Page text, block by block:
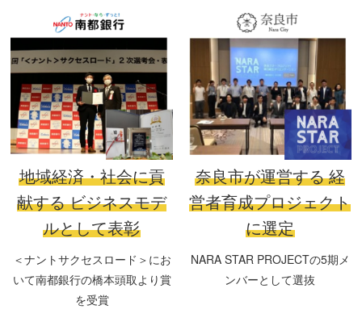
地域経済・社会に貢
献するビジネスモデ
ルとして表彰
＜ナントサクセスロード＞にお
いて南都銀行の橋本頭取より賞
を受賞
奈良市が運営する経
営者育成プロジェクト
に選定
NARA STAR PROJECTの5期メ
ンバーとして選抜